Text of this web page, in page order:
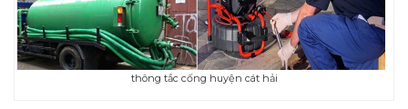
thông tắc cống huyện cát hải